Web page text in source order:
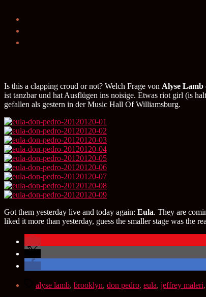
Is this a clapping croud or not? Welch Frage von Alyse Lamb
ist tanzbar und hat Ausflügen ins noisige. Etwas riot girl (is
gefallen als gestern in der Music Hall Of Williamsburg.
Got them yesterday live and today again: Eula. They are
liked it more than yesterday, guess the smaller stage was the
Schlagwörter
alyse lamb, brooklyn, don pedro, eula, jeffrey maleri,